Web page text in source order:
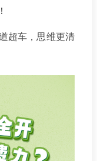
超车，思维更清